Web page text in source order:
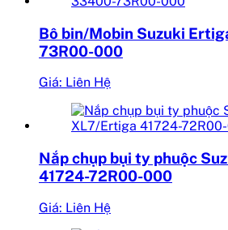
Bô bin/Mobin Suzuki
73R00-000
Giá: Liên Hệ
Nắp chụp bụi ty phuộc
41724-72R00-000
Giá: Liên Hệ